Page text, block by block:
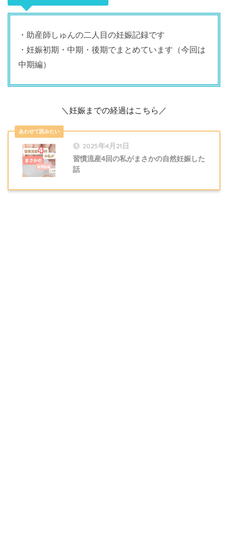
・助産師しゅんの二人目の妊娠記録です
・妊娠初期・中期・後期でまとめています（今回は
中期編）
＼妊娠までの経過はこちら／
2025年4月21日
習慣流産4回の私がまさかの自然妊娠した
話